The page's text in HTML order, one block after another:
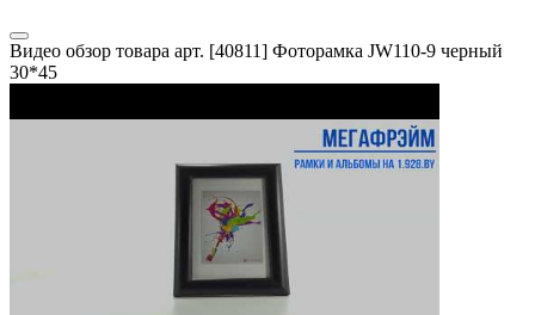
Видео обзор товара арт. [40811] Фоторамка JW110-9 черный
30*45